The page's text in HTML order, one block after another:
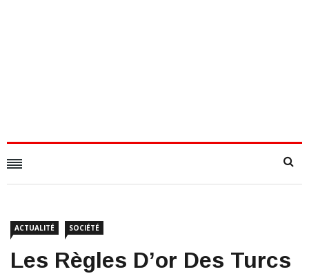
ACTUALITÉ SOCIÉTÉ
​Les Règles D’or Des Turcs